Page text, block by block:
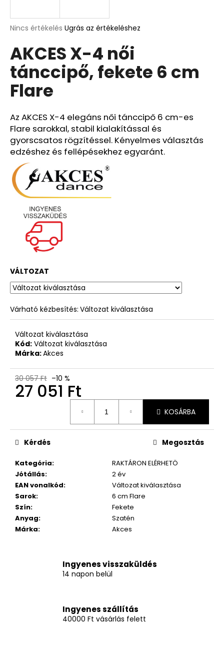
A
átlagos
értékelése
5-
ből
0,0
csillag.
Nincs értékelés Ugrás az értékeléshez
AKCES X-4 női
tánccipő, fekete 6 cm
Flare
Az AKCES X-4 elegáns női tánccipő 6 cm-es
Flare sarokkal, stabil kialakítással és
gyorscsatos rögzítéssel. Kényelmes választás
edzéshez és fellépésekhez egyaránt.
VÁLTOZAT
Várható kézbesítés: Változat kiválasztása
Változat kiválasztása
Kód: Változat kiválasztása
Márka:Akces
30 057 Ft –10 %
27 051 Ft
KOSÁRBA
Kategória:
RAKTÁRON ELÉRHETÖ
Jótállás:
2 év
EAN vonalkód:
Változat kiválasztása
Sarok:
6 cm Flare
Szín:
Fekete
Anyag:
Szatén
Márka: Akces
Kérdés Megosztás
Ingyenes visszaküldés
14 napon belül
Ingyenes szállítás
40000 Ft vásárlás felett
A
á
n
l
j
u